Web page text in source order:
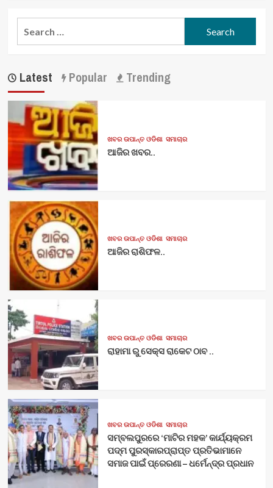
Latest Popular Trending
ଖବର ଉପାନ୍ତ ଓଡିଶା ସମାଚାର
ଆଜିର ଖବର..
ଖବର ଉପାନ୍ତ ଓଡିଶା ସମାଚାର
ଆଜିର ରାଶିଫଳ..
ଖବର ଉପାନ୍ତ ଓଡିଶା ସମାଚାର
ରାହାମା ରୁ ସେକ୍ସ ରାକେଟ ଠାବ ..
ଖବର ଉପାନ୍ତ ଓଡିଶା ସମାଚାର
ସମ୍ବଲପୁରରେ ‘ମାଟିର ମହକ’ କାର୍ଯ୍ୟକ୍ରମ
ପଦ୍ମ ପୁରସ୍କାରପ୍ରାପ୍ତ ପ୍ରତିଭାମାନେ
ସମାଜ ପାଇଁ ପ୍ରେରଣା – ଧର୍ମେନ୍ଦ୍ର ପ୍ରଧାନ